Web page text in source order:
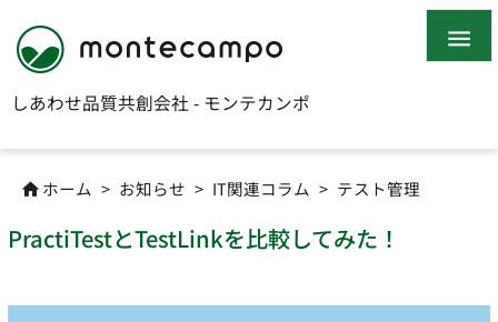
しあわせ品質共創会社 - モンテカンポ

 ホーム > お知らせ > IT関連コラム > テスト管理
PractiTestとTestLinkを比較してみた！